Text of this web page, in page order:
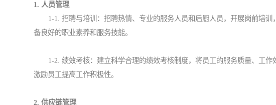
1. 人员管理
1-1. 招聘与培训：招聘热情、专业的服务人员和后厨人员，开展岗前培
备良好的职业素养和服务技能。
1-2. 绩效考核：建立科学合理的绩效考核制度，将员工的服务质量、工
激励员工提高工作积极性。
2. 供应链管理